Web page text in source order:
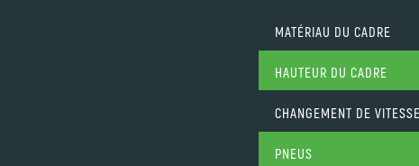
MATÉRIAU DU CADRE
HAUTEUR DU CADRE
CHANGEMENT DE VITESSE
PNEUS